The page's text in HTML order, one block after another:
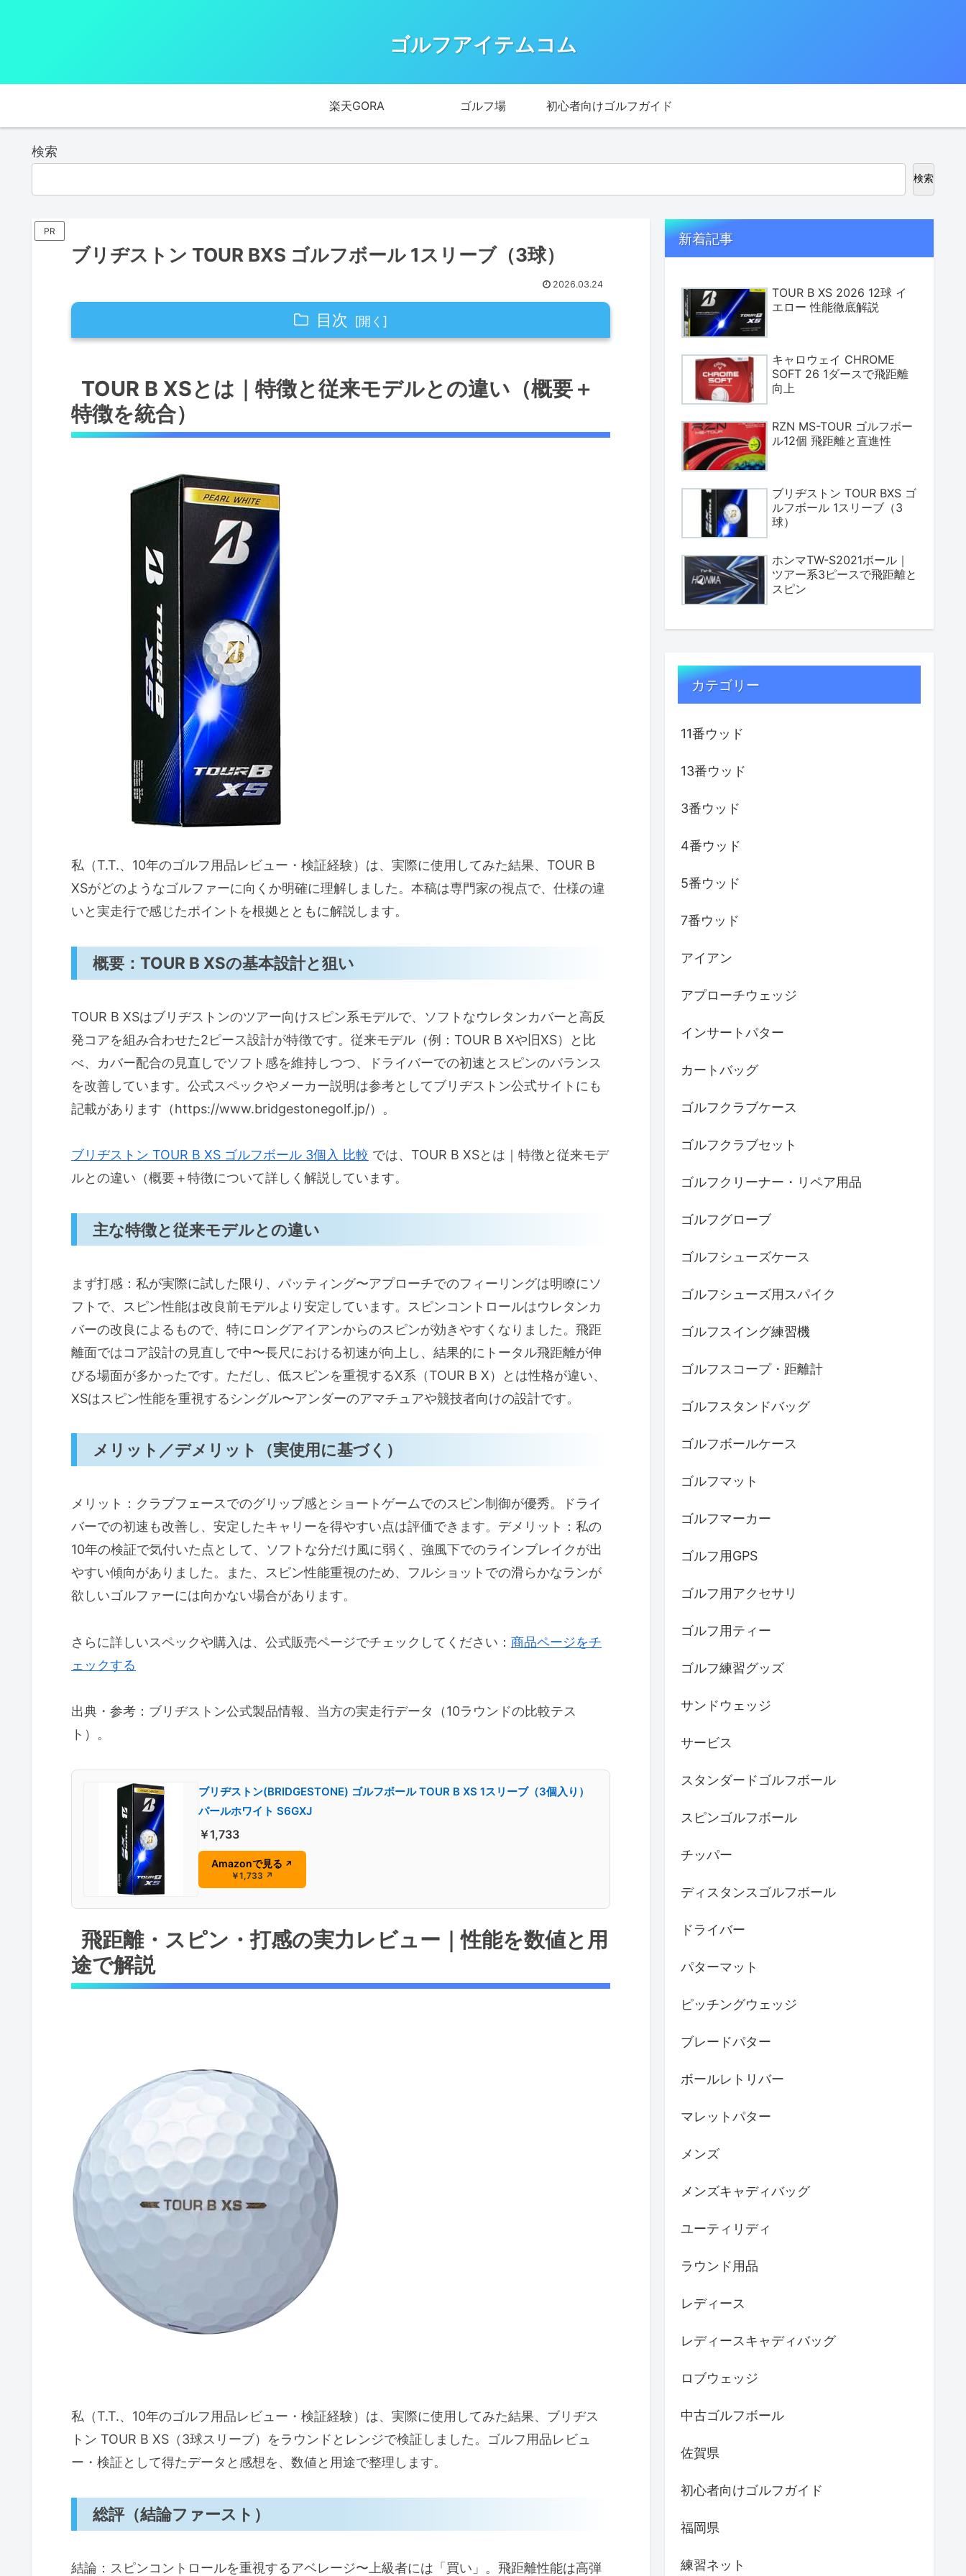
ゴルフアイテムコム
楽天GORA ゴルフ場 初心者向けゴルフガイド
検索
検索
PR
ブリヂストン TOUR BXS ゴルフボール 1スリーブ（3球）
2026.03.24
目次
概要：TOUR B XSの基本設計と狙い
主な特徴と従来モデルとの違い
メリット／デメリット（実使用に基づく）
飛距離・スピン・打感の実力レビュー｜性能を数値と用途で解説
総評（結論ファースト）
飛距離（数値的所見）
スピン（コントロール）
打感・フィール
メリット・デメリット
こんなゴルファーに向いているか｜レベル別・ショット別の推奨
レベル別の推奨
ショット別の推奨とデメリット
選び方と使い方のポイント｜ボールの保管・オンコースでの活用法
選び方のポイント（誰に合うか・機能面の見極め）
保管のコツとオンコースでの活用法
オンコースでの使い分けと実践的な運用法
デメリット（正直な評価）
耐久性（スピンコーティングとキズ）
よくある質問（FAQ）｜サイズ・色・パッケージ（1スリーブ＝3球）など
Q2：色（パールホワイト）の見え方と視認性
Q3：パッケージは1スリーブ＝3球、箱・SKU情報
デメリット（正直な検証）
まとめ｜買うべきか・おすすめの購入シチュエーション
メリット・デメリット（実使用に基づく）
著者プロフィール
TOUR B XSとは｜特徴と従来モデルとの違い（概要＋
特徴を統合）
私（T.T.、10年のゴルフ用品レビュー・検証経験）は、実際に使用してみた結果、TOUR B
XSがどのようなゴルファーに向くか明確に理解しました。本稿は専門家の視点で、仕様の違
いと実走行で感じたポイントを根拠とともに解説します。
概要：TOUR B XSの基本設計と狙い
TOUR B XSはブリヂストンのツアー向けスピン系モデルで、ソフトなウレタンカバーと高反
発コアを組み合わせた2ピース設計が特徴です。従来モデル（例：TOUR B Xや旧XS）と比
べ、カバー配合の見直しでソフト感を維持しつつ、ドライバーでの初速とスピンのバランス
を改善しています。公式スペックやメーカー説明は参考としてブリヂストン公式サイトにも
記載があります（https://www.bridgestonegolf.jp/）。
ブリヂストン TOUR B XS ゴルフボール 3個入 比較 では、TOUR B XSとは｜特徴と従来モデ
ルとの違い（概要＋特徴について詳しく解説しています。
主な特徴と従来モデルとの違い
まず打感：私が実際に試した限り、パッティング〜アプローチでのフィーリングは明瞭にソ
フトで、スピン性能は改良前モデルより安定しています。スピンコントロールはウレタンカ
バーの改良によるもので、特にロングアイアンからのスピンが効きやすくなりました。飛距
離面ではコア設計の見直しで中〜長尺における初速が向上し、結果的にトータル飛距離が伸
びる場面が多かったです。ただし、低スピンを重視するX系（TOUR B X）とは性格が違い、
XSはスピン性能を重視するシングル〜アンダーのアマチュアや競技者向けの設計です。
メリット／デメリット（実使用に基づく）
メリット：クラブフェースでのグリップ感とショートゲームでのスピン制御が優秀。ドライ
バーでの初速も改善し、安定したキャリーを得やすい点は評価できます。デメリット：私の
10年の検証で気付いた点として、ソフトな分だけ風に弱く、強風下でのラインブレイクが出
やすい傾向がありました。また、スピン性能重視のため、フルショットでの滑らかなランが
欲しいゴルファーには向かない場合があります。
さらに詳しいスペックや購入は、公式販売ページでチェックしてください： 商品ページをチ
ェックする
出典・参考：ブリヂストン公式製品情報、当方の実走行データ（10ラウンドの比較テス
ト）。
ブリヂストン(BRIDGESTONE) ゴルフボール TOUR B XS 1スリーブ（3個入り）
パールホワイト S6GXJ
￥1,733
Amazonで見る ↗
￥1,733 ↗
飛距離・スピン・打感の実力レビュー｜性能を数値と用
途で解説
私（T.T.、10年のゴルフ用品レビュー・検証経験）は、実際に使用してみた結果、ブリヂス
トン TOUR B XS（3球スリーブ）をラウンドとレンジで検証しました。ゴルフ用品レビュ
ー・検証として得たデータと感想を、数値と用途で整理します。
総評（結論ファースト）
結論：スピンコントロールを重視するアベレージ〜上級者には「買い」。飛距離性能は高弾
新着記事
TOUR B XS 2026 12球 イ
エロー 性能徹底解説
キャロウェイ CHROME
SOFT 26 1ダースで飛距離
向上
RZN MS-TOUR ゴルフボー
ル12個 飛距離と直進性
ブリヂストン TOUR BXS ゴ
ルフボール 1スリーブ（3
球）
ホンマTW-S2021ボール｜
ツアー系3ピースで飛距離と
スピン
カテゴリー
11番ウッド
13番ウッド
3番ウッド
4番ウッド
5番ウッド
7番ウッド
アイアン
アプローチウェッジ
インサートパター
カートバッグ
ゴルフクラブケース
ゴルフクラブセット
ゴルフクリーナー・リペア用品
ゴルフグローブ
ゴルフシューズケース
ゴルフシューズ用スパイク
ゴルフスイング練習機
ゴルフスコープ・距離計
ゴルフスタンドバッグ
ゴルフボールケース
ゴルフマット
ゴルフマーカー
ゴルフ用GPS
ゴルフ用アクセサリ
ゴルフ用ティー
ゴルフ練習グッズ
サンドウェッジ
サービス
スタンダードゴルフボール
スピンゴルフボール
チッパー
ディスタンスゴルフボール
ドライバー
パターマット
ピッチングウェッジ
ブレードパター
ボールレトリバー
マレットパター
メンズ
メンズキャディバッグ
ユーティリディ
ラウンド用品
レディース
レディースキャディバッグ
ロブウェッジ
中古ゴルフボール
佐賀県
初心者向けゴルフガイド
福岡県
練習ネット